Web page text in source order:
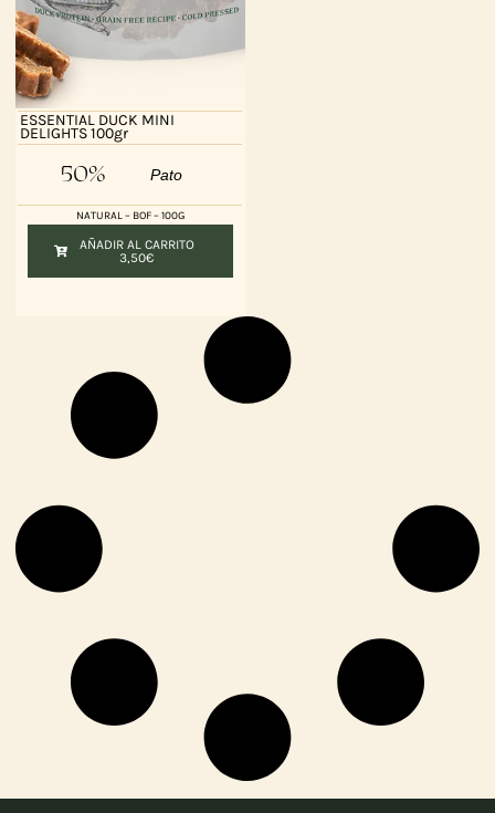
ESSENTIAL DUCK MINI
DELIGHTS 100gr
50% Pato
NATURAL – BOF – 100G
AÑADIR AL CARRITO
3,50€